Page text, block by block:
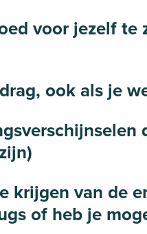
voor jezelf te
ook als je
krijgen van de
of heb je